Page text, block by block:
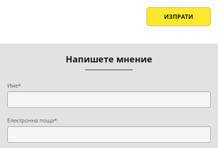
ИЗПРАТИ
Напишете мнение
Име*
Електронна поща*